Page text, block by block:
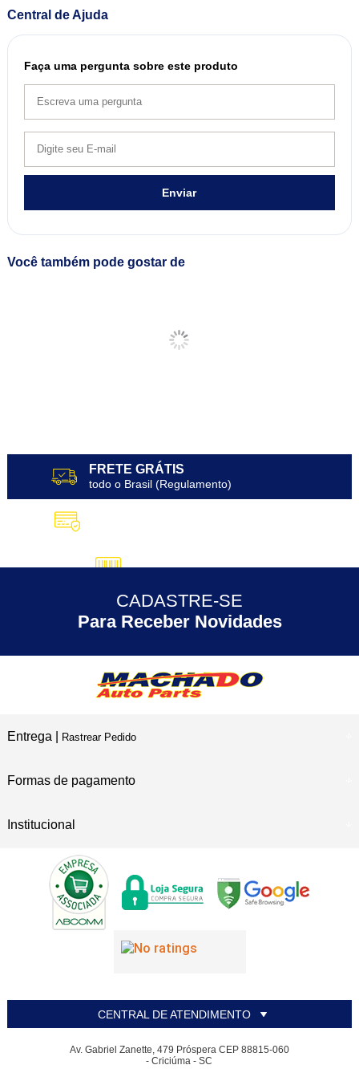
Central de Ajuda
Faça uma pergunta sobre este produto
Enviar
Você também pode gostar de
FRETE GRÁTIS
todo o Brasil (Regulamento)
5% DESCONTO no Pix
30 ANOS de Experiência
CADASTRE-SE
Para Receber Novidades
Entrega | Rastrear Pedido
Formas de pagamento
Institucional
CENTRAL DE ATENDIMENTO
Av. Gabriel Zanette, 479 Próspera CEP 88815-060
- Criciúma - SC